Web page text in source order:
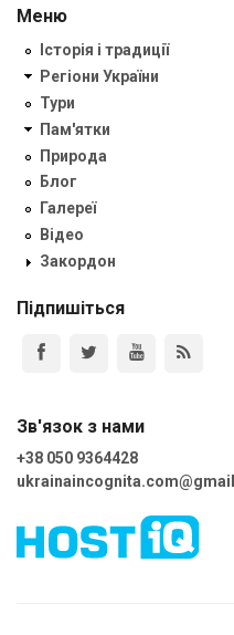
Меню
Історія і традиції
Регіони України
Тури
Пам'ятки
Природа
Блог
Галереї
Відео
Закордон
Підпишіться
Зв'язок з нами
+38 050 9364428